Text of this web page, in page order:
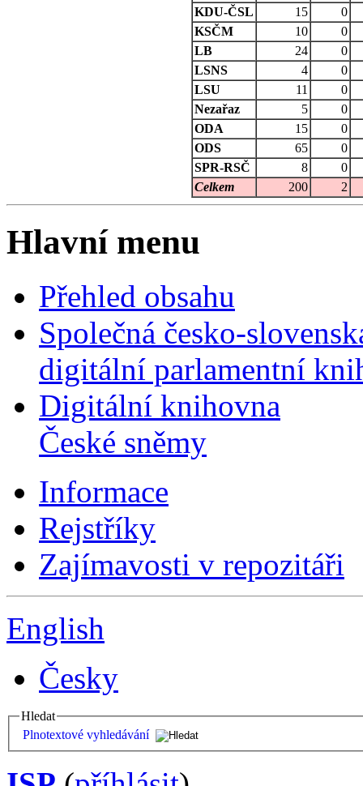
KDU-ČSL
15
0
KSČM
10
0
LB
24
0
LSNS
4
0
LSU
11
0
Nezařaz
5
0
ODA
15
0
ODS
65
0
SPR-RSČ
8
0
Celkem
200 2
Hlavní menu
Přehled obsahu
Společná česko-
digitální parlamentní
Digitální knihovna
České sněmy
Informace
Rejstříky
Zajímavosti v repozitáři
English
Česky
Hledat
Plnotextové vyhledávání